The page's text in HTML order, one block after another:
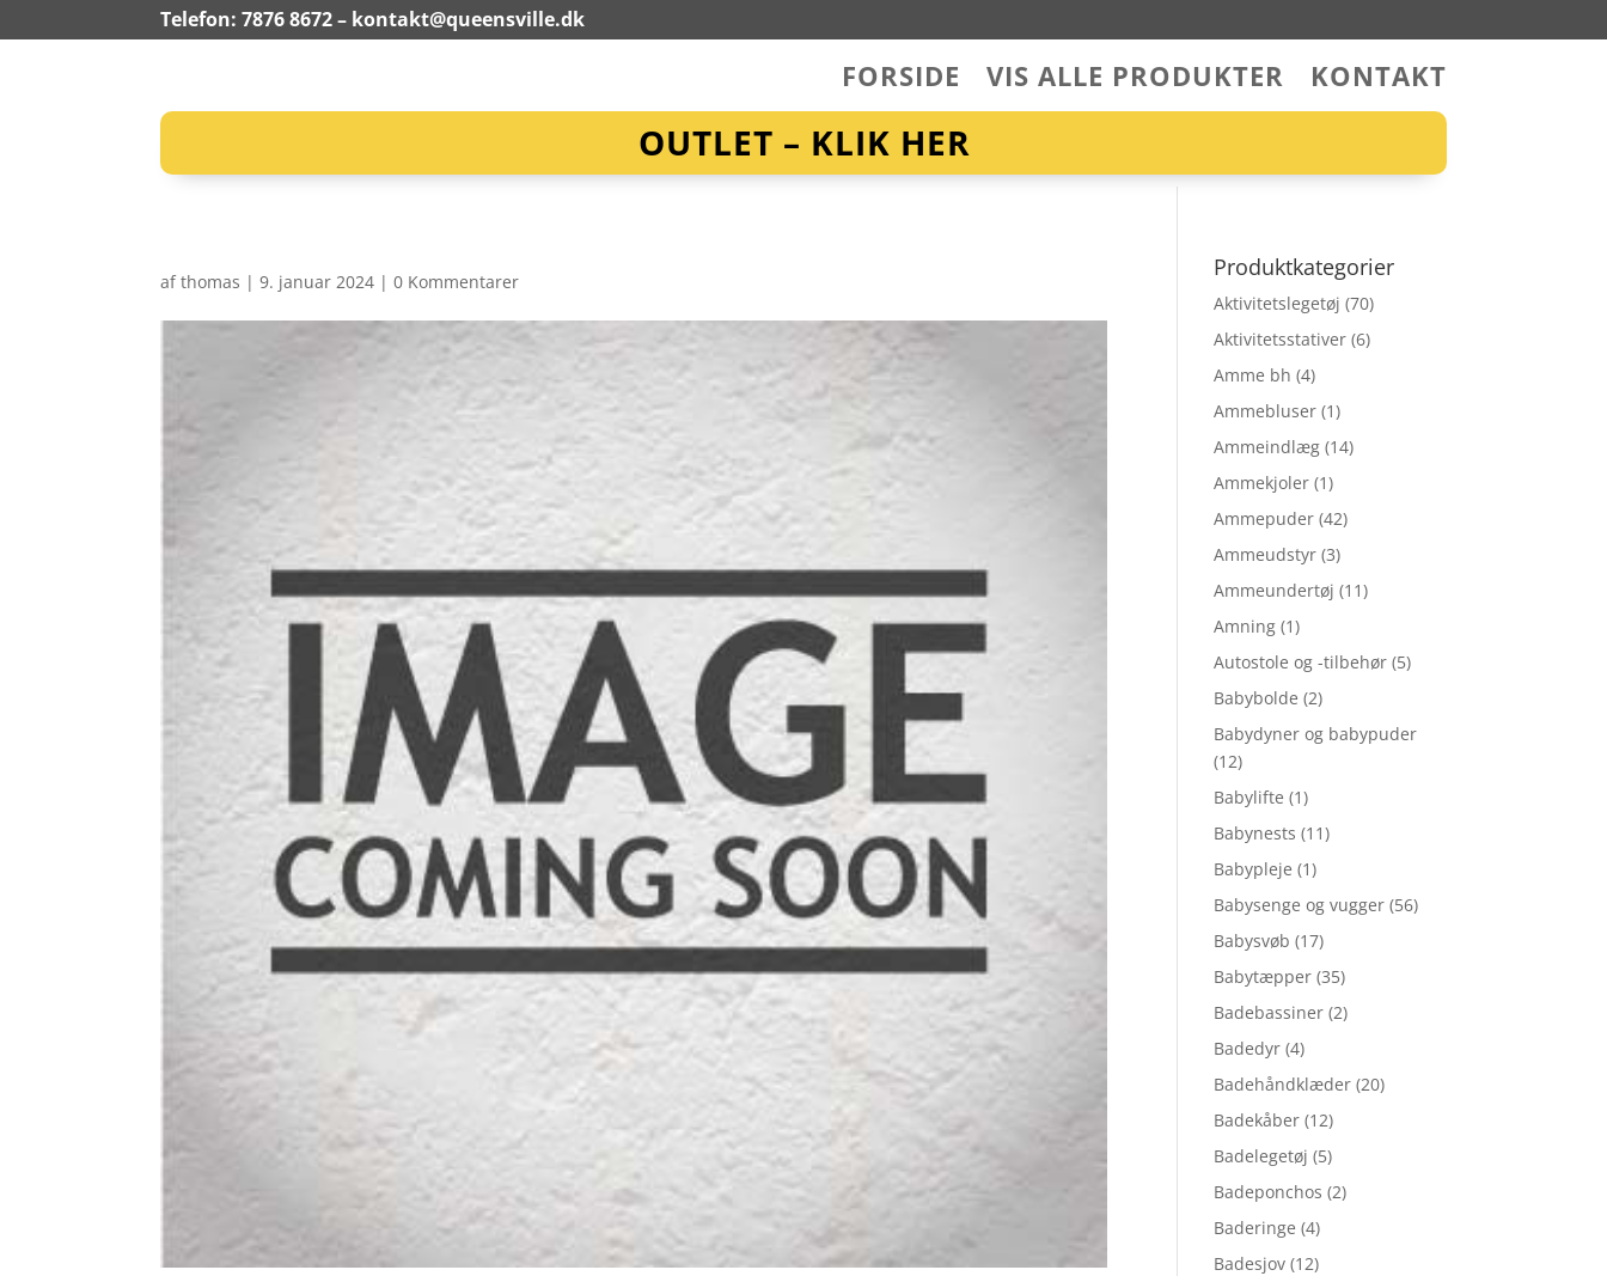
Telefon: 7876 8672 – kontakt@queensville.dk
FORSIDE VIS ALLE PRODUKTER KONTAKT
OUTLET – KLIK HER
afthomas |9. januar 2024 |0 Kommentarer
Produktkategorier
Aktivitetslegetøj (70)
Aktivitetsstativer (6)
Amme bh (4)
Ammebluser (1)
Ammeindlæg (14)
Ammekjoler (1)
Ammepuder (42)
Ammeudstyr (3)
Ammeundertøj (11)
Amning (1)
Autostole og -tilbehør (5)
Babybolde (2)
Babydyner og babypuder
(12)
Babylifte (1)
Babynests (11)
Babypleje (1)
Babysenge og vugger (56)
Babysvøb (17)
Babytæpper (35)
Badebassiner (2)
Badedyr (4)
Badehåndklæder (20)
Badekåber (12)
Badelegetøj (5)
Badeponchos (2)
Baderinge (4)
Badesjov (12)